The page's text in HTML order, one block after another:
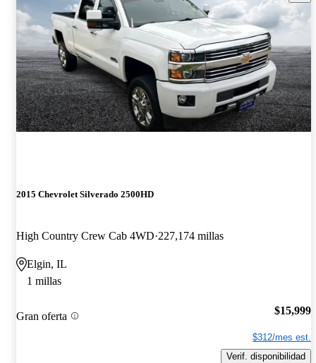
2015 Chevrolet Silverado 2500HD
High Country Crew Cab 4WD 227,174 millas
Elgin, IL
1 millas
Gran oferta $15,999
$312/mes est.
Verif. disponibilidad